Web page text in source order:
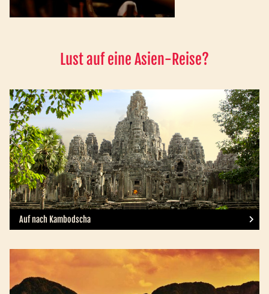
Lust auf eine Asien-Reise?
Auf nach Kambodscha